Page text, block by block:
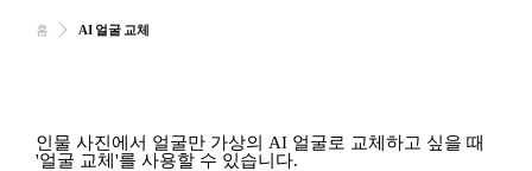
홈 AI 얼굴 교체
인물 사진에서 얼굴만 가상의 AI 얼굴로 교체하고 싶을 때
'얼굴 교체'를 사용할 수 있습니다.